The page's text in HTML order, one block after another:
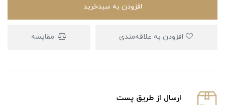
افزودن به سبدخرید
مقایسه
ارسال از طریق پست